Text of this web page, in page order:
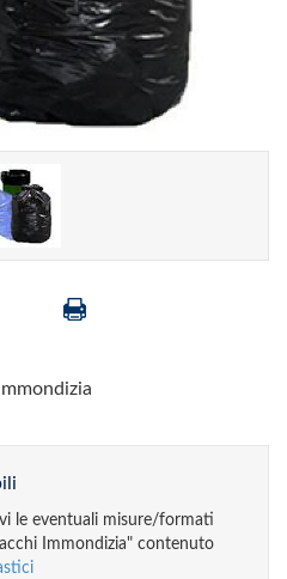
le eventuali misure/formati
Immondizia" contenuto